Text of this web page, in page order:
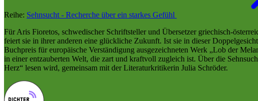
Reihe: Sehnsucht - Recherche über ein starkes Gefühl
Für Aris Fioretos, schwedischer Schriftsteller und Übersetzer griechisch-
feiert sie in ihrer anderen eine glückliche Zukunft. Ist sie in dieser
Buchpreis für europäische Verständigung ausgezeichneten Werk „Lob der
in einer entzauberten Welt, die zart und kraftvoll zugleich ist. Über die
Herz“ lesen wird, gemeinsam mit der Literaturkritikerin Julia Schröder.